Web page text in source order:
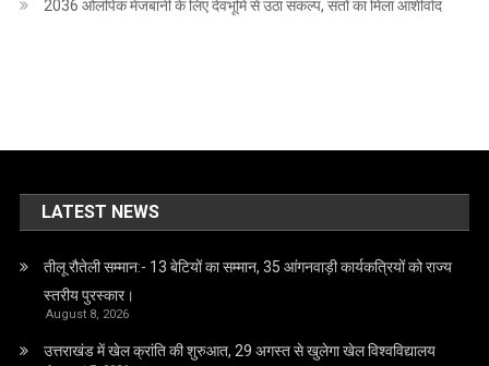
2036 ओलंपिक मेजबानी के लिए देवभूमि से उठा संकल्प, संतों का मिला आशीर्वाद
LATEST NEWS
तीलू रौतेली सम्मान:- 13 बेटियों का सम्मान, 35 आंगनवाड़ी कार्यकत्रियों को राज्य
स्तरीय पुरस्कार।
August 8, 2026
उत्तराखंड में खेल क्रांति की शुरुआत, 29 अगस्त से खुलेगा खेल विश्वविद्यालय